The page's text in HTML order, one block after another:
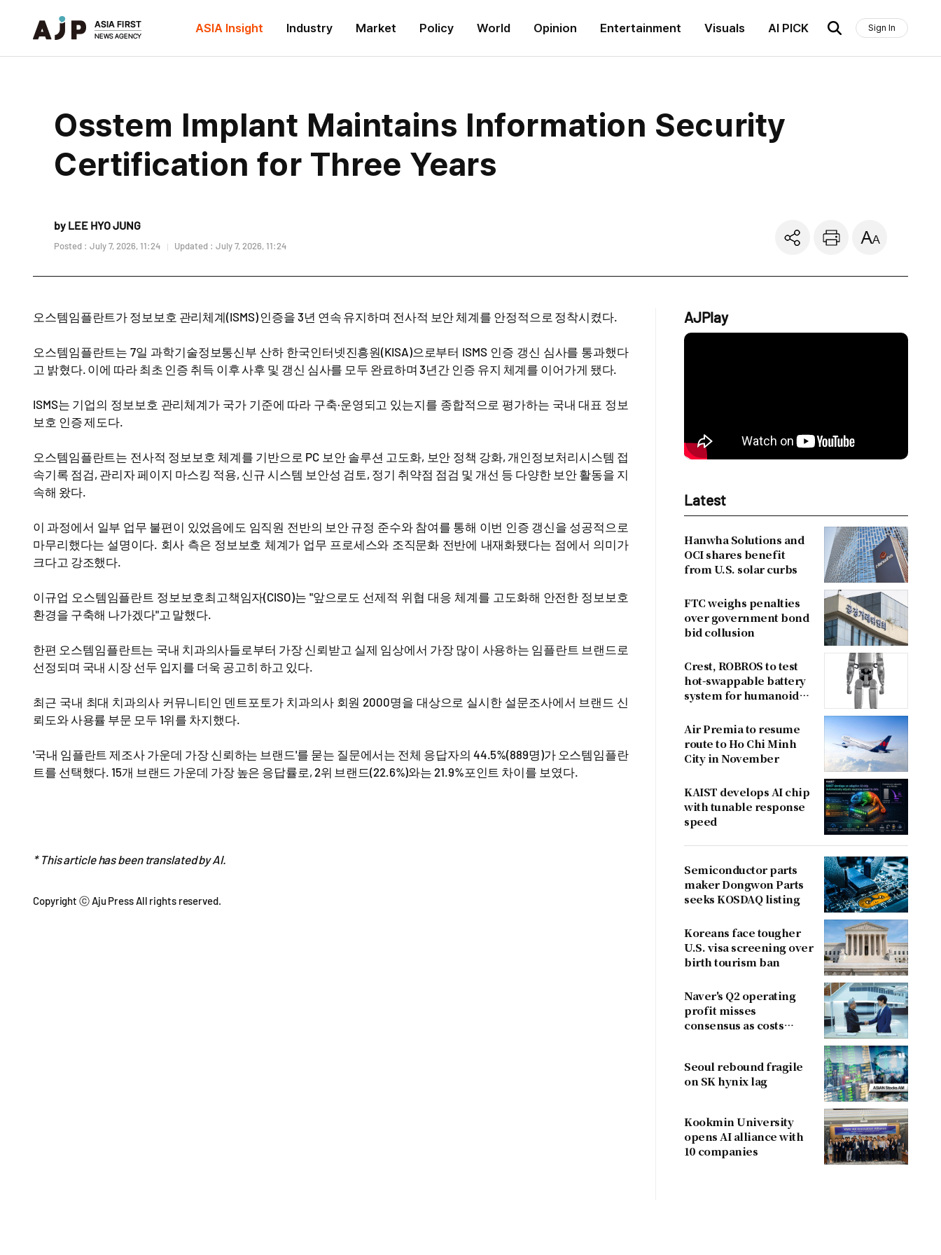
ASIA Insight Industry Market Policy World Opinion Entertainment Visuals AI PICK Sign In
Osstem Implant Maintains Information Security
Certification for Three Years
by LEE HYO JUNG
Posted : July 7, 2026, 11:24 Updated : July 7, 2026, 11:24
오스템임플란트가 정보보호 관리체계(ISMS) 인증을 3년 연속 유지하며 전사적 보안 체계를 안정적으로 정착시켰다.
오스템임플란트는 7일 과학기술정보통신부 산하 한국인터넷진흥원(KISA)으로부터 ISMS 인증 갱신 심사를 통과했다
고 밝혔다. 이에 따라 최초 인증 취득 이후 사후 및 갱신 심사를 모두 완료하며 3년간 인증 유지 체계를 이어가게 됐다.
ISMS는 기업의 정보보호 관리체계가 국가 기준에 따라 구축·운영되고 있는지를 종합적으로 평가하는 국내 대표 정보
보호 인증 제도다.
오스템임플란트는 전사적 정보보호 체계를 기반으로 PC 보안 솔루션 고도화, 보안 정책 강화, 개인정보처리시스템 접
속기록 점검, 관리자 페이지 마스킹 적용, 신규 시스템 보안성 검토, 정기 취약점 점검 및 개선 등 다양한 보안 활동을 지
속해 왔다.
이 과정에서 일부 업무 불편이 있었음에도 임직원 전반의 보안 규정 준수와 참여를 통해 이번 인증 갱신을 성공적으로
마무리했다는 설명이다. 회사 측은 정보보호 체계가 업무 프로세스와 조직문화 전반에 내재화됐다는 점에서 의미가
크다고 강조했다.
이규업 오스템임플란트 정보보호최고책임자(CISO)는 "앞으로도 선제적 위협 대응 체계를 고도화해 안전한 정보보호
환경을 구축해 나가겠다"고 말했다.
한편 오스템임플란트는 국내 치과의사들로부터 가장 신뢰받고 실제 임상에서 가장 많이 사용하는 임플란트 브랜드로
선정되며 국내 시장 선두 입지를 더욱 공고히 하고 있다.
최근 국내 최대 치과의사 커뮤니티인 덴트포토가 치과의사 회원 2000명을 대상으로 실시한 설문조사에서 브랜드 신
뢰도와 사용률 부문 모두 1위를 차지했다.
'국내 임플란트 제조사 가운데 가장 신뢰하는 브랜드'를 묻는 질문에서는 전체 응답자의 44.5%(889명)가 오스템임플란
트를 선택했다. 15개 브랜드 가운데 가장 높은 응답률로, 2위 브랜드(22.6%)와는 21.9%포인트 차이를 보였다.
* This article has been translated by AI.
Copyright ⓒ Aju Press All rights reserved.
AJPlay
Latest
Hanwha Solutions and
OCI shares benefit
from U.S. solar curbs
FTC weighs penalties
over government bond
bid collusion
Crest, ROBROS to test
hot-swappable battery
system for humanoid
Air Premia to resume
route to Ho Chi Minh
City in November
KAIST develops AI chip
with tunable response
speed
Semiconductor parts
maker Dongwon Parts
seeks KOSDAQ listing
Koreans face tougher
U.S. visa screening over
birth tourism ban
Naver's Q2 operating
profit misses
consensus as costs
Seoul rebound fragile
on SK hynix lag
Kookmin University
opens AI alliance with
10 companies